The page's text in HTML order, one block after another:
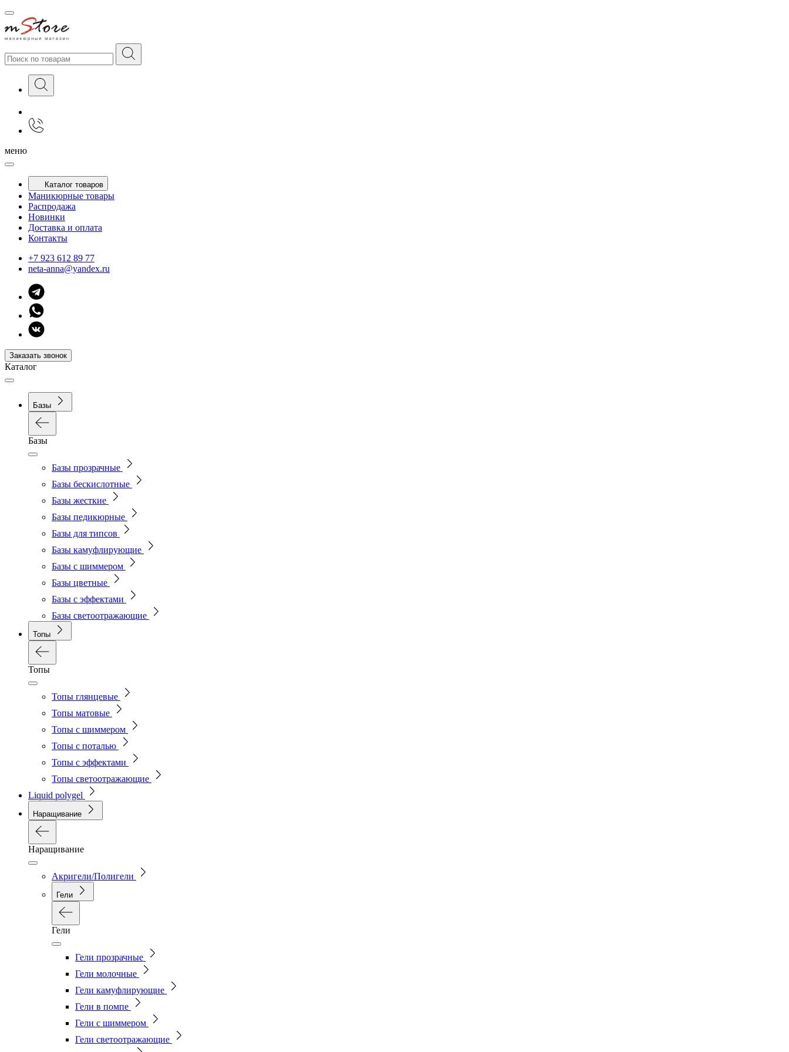
меню
Каталог товаров
Маникюрные товары
Распродажа
Новинки
Доставка и оплата
Контакты
+7 923 612 89 77
neta-anna@yandex.ru
Заказать звонок
Каталог
Базы
Базы
Базы прозрачные
Базы бескислотные
Базы жесткие
Базы педикюрные
Базы для типсов
Базы камуфлирующие
Базы с шиммером
Базы цветные
Базы с эффектами
Базы светоотражающие
Топы
Топы
Топы глянцевые
Топы матовые
Топы с шиммером
Топы с поталью
Топы с эффектами
Топы светоотражающие
Liquid polygel
Наращивание
Наращивание
Акригели/Полигели
Гели
Гели
Гели прозрачные
Гели молочные
Гели камуфлирующие
Гели в помпе
Гели с шиммером
Гели светоотражающие